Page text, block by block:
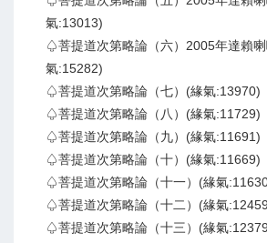
氣:13013)
♤菩提道次第略論（六）2005年達賴
氣:15282)
♤菩提道次第略論（七）(緣氣:13970)
♤菩提道次第略論（八）(緣氣:11729)
♤菩提道次第略論（九）(緣氣:11691)
♤菩提道次第略論（十）(緣氣:11669)
♤菩提道次第略論（十一）(緣氣
♤菩提道次第略論（十二）(緣氣
♤菩提道次第略論（十三）(緣氣